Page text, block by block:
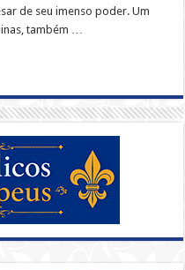
de seu imenso poder. Um
também …